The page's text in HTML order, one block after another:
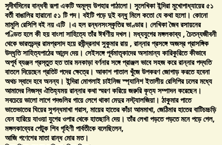
সুদীর্ঘদিনের বান্ধবী রূপা একটি অমূল্য উপহার পাঠালো। সুলেখিকা ইন্দিরা মুখোপাধ্যায়ের ৫১
বর্তী বাঙালির হারানো ৫১ টি পদ। বইটি পড়ে দুই বন্ধু মিলে কতো যে কথা হলো। কোনো
মামুলি রেসিপি বই নয় এটি ।এ হল রন্ধনসংস্কৃতির ভাণ্ডার। লেখিকা জৈব রসায়নের
পণ্ডিত হলে কী হয় বাংলা সাহিত্যে তাঁর ঈর্ষণীয় দখল। মধ্যযুগের মঙ্গলকাব্য , চৈতন্যজীবনী
থেকে ভারতচন্দ্র রামপ্রসাদ হয়ে রবীন্দ্রনাথ সুকুমার রায় , রান্নার প্রসঙ্গে অজস্র প্রাসঙ্গিক
উদ্ধৃতি সাহিত্যপাঠের আনন্দ দেয়। সেইসঙ্গে পূর্বমাতৃকাদের অসামান্য কারিকুরিতে কীভাবে
অপূর্ব ব্যঞ্জন প্রস্তুত হত তার মনকাড়া বর্ণনার সঙ্গে প্রাঞ্জল ভাবে সহজ করে রান্নার পদ্ধতি
বাতলে দিয়েছেন প্রতিট পদের ক্ষেত্রে। আকাশ পাতাল খুঁজে উপকরণ জোগাড় করতে হবেনা
অথচ স্বাদে হবে অনন্য। ইন্দিরা মোগলাই চাইনিজ স্প্যানিশ ইতালীয় রেসিপির ঢলের মধ্যে
আমাদের নিজস্ব ঐতিহ্যময় রান্নার কথা স্মরণ করিয়ে জরুরি কৃত্য সম্পাদন করেছেন।
সবচেয়ে ভালো লাগে পদগুলির গায়ে লেগে থাকা মেদুর নস্ট্যালজিয়া। ঠাকুমার পাতে
ভাতেভাতের ঘিয়ের সুগন্ধমাখা গরাস, মায়ের হাতের কাঁচা আমমাখা, জেঠিমার হাতের বাটিচচ্চড়ি
যেন হারিয়ে যাওয়া যুগের ওপার থেকে হাতছানি দেয়। তাঁর লেখা পড়তে পড়তে মনে পড়ে গেল,
মঙ্গলকাব্যের পেটুক শিব গৃহিণী পার্বতীকে বলেছিলেন,
আজি গণেশের মাতা রান্ধ মোর মত।